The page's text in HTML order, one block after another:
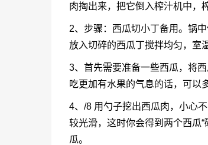
肉掏出来，把它倒入榨汁机中，
2、步骤：西瓜切小丁备用。锅
放入切碎的西瓜丁搅拌均匀，室
3、首先需要准备一些西瓜，将
吃更加有水果的气息的话，可以
4、/8 用勺子挖出西瓜肉，小心
较光滑，这时你会得到两个西瓜
瓜。